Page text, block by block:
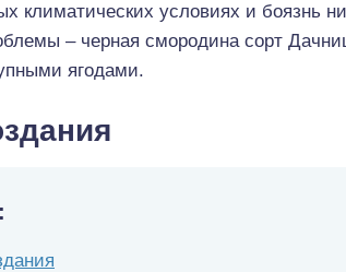
климатических условиях и боязнь
– черная смородина сорт
ягодами.